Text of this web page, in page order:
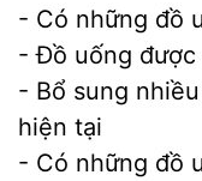
- Có những đồ
- Đồ uống được
- Bổ sung
hiện tại
- Có những đồ